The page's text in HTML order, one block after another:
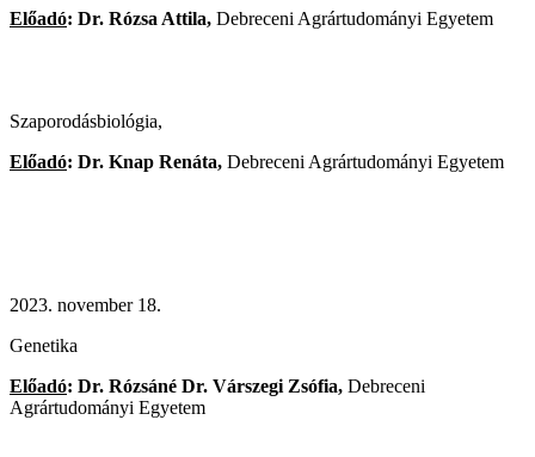
Előadó: Dr. Rózsa Attila, Debreceni Agrártudományi Egyetem
Szaporodásbiológia,
Előadó: Dr. Knap Renáta, Debreceni Agrártudományi Egyetem
2023. november 18.
Genetika
Előadó: Dr. Rózsáné Dr. Várszegi Zsófia, Debreceni
Agrártudományi Egyetem